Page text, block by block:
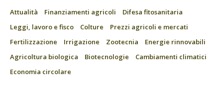
Attualità Finanziamenti agricoli
Difesa fitosanitaria
Leggi, lavoro e fisco
Colture
Prezzi agricoli e mercati
Fertilizzazione
Irrigazione Zootecnia
Energie rinnovabili
Agricoltura biologica
Biotecnologie
Cambiamenti climatici
Economia circolare